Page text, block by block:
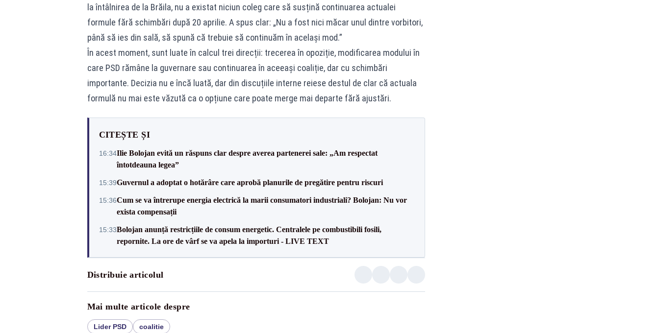
la întâlnirea de la Brăila, nu a existat niciun coleg care să susțină continuarea actualei
formule fără schimbări după 20 aprilie. A spus clar: „Nu a fost nici măcar unul dintre vorbitori,
până să ies din sală, să spună că trebuie să continuăm în acelaşi mod.”
În acest moment, sunt luate în calcul trei direcții: trecerea în opoziție, modificarea modului în
care PSD rămâne la guvernare sau continuarea în aceeași coaliție, dar cu schimbări
importante. Decizia nu e încă luată, dar din discuțiile interne reiese destul de clar că actuala
formulă nu mai este văzută ca o opțiune care poate merge mai departe fără ajustări.
CITEȘTE ȘI
16:34Ilie Bolojan evită un răspuns clar despre averea partenerei sale: „Am respectat
întotdeauna legea”
15:39Guvernul a adoptat o hotărâre care aprobă planurile de pregătire pentru riscuri
15:36Cum se va întrerupe energia electrică la marii consumatori industriali? Bolojan: Nu vor
exista compensații
15:33Bolojan anunță restricțiile de consum energetic. Centralele pe combustibili fosili,
repornite. La ore de vârf se va apela la importuri - LIVE TEXT
Distribuie articolul
Mai multe articole despre
Lider PSD coalitie